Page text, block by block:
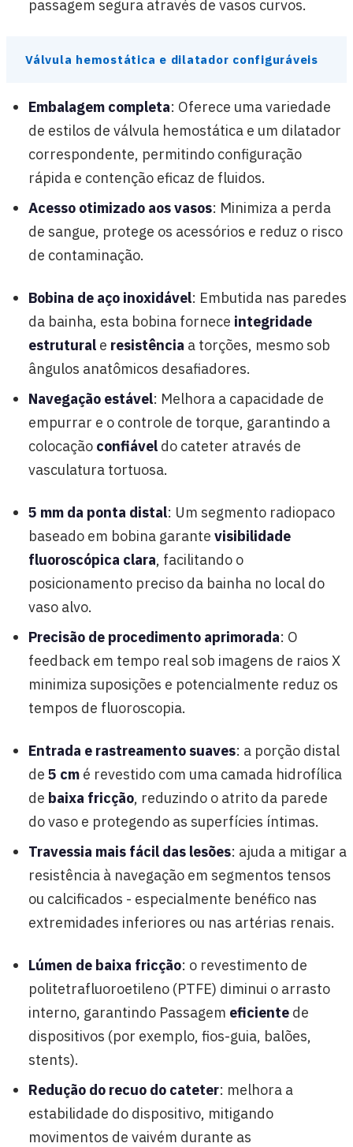
passagem segura através de vasos curvos.
Válvula hemostática e dilatador configuráveis
Embalagem completa: Oferece uma variedade
de estilos de válvula hemostática e um dilatador
correspondente, permitindo configuração
rápida e contenção eficaz de fluidos.
Acesso otimizado aos vasos: Minimiza a perda
de sangue, protege os acessórios e reduz o risco
de contaminação.
Bobina de aço inoxidável: Embutida nas paredes
da bainha, esta bobina fornece integridade
estrutural e resistência a torções, mesmo sob
ângulos anatômicos desafiadores.
Navegação estável: Melhora a capacidade de
empurrar e o controle de torque, garantindo a
colocação confiável do cateter através de
vasculatura tortuosa.
5 mm da ponta distal: Um segmento radiopaco
baseado em bobina garante visibilidade
fluoroscópica clara, facilitando o
posicionamento preciso da bainha no local do
vaso alvo.
Precisão de procedimento aprimorada: O
feedback em tempo real sob imagens de raios X
minimiza suposições e potencialmente reduz os
tempos de fluoroscopia.
Entrada e rastreamento suaves: a porção distal
de 5 cm é revestido com uma camada hidrofílica
de baixa fricção, reduzindo o atrito da parede
do vaso e protegendo as superfícies íntimas.
Travessia mais fácil das lesões: ajuda a mitigar a
resistência à navegação em segmentos tensos
ou calcificados - especialmente benéfico nas
extremidades inferiores ou nas artérias renais.
Lúmen de baixa fricção: o revestimento de
politetrafluoroetileno (PTFE) diminui o arrasto
interno, garantindo Passagem eficiente de
dispositivos (por exemplo, fios-guia, balões,
stents).
Redução do recuo do cateter: melhora a
estabilidade do dispositivo, mitigando
movimentos de vaivém durante as